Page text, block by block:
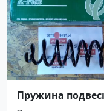
Пружина
Toyota задняя